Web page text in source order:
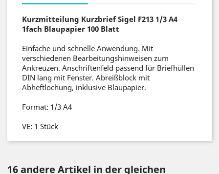
Kurzmitteilung Kurzbrief Sigel F213 1/3 A4
1fach Blaupapier 100 Blatt
Einfache und schnelle Anwendung. Mit
verschiedenen Bearbeitungshinweisen zum
Ankreuzen. Anschriftenfeld passend für Briefhüllen
DIN lang mit Fenster. Abreißblock mit
Abheftlochung, inklusive Blaupapier.
Format: 1/3 A4
VE: 1 Stück
16 andere Artikel in der gleichen